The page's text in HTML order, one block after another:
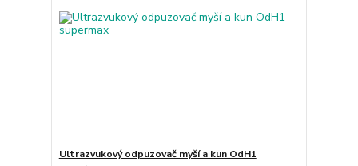
Ultrazvukový odpuzovač myší a kun OdH1